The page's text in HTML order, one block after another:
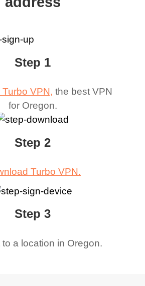
Step 1
VPN, the best VPN
for Oregon.
Step 2
Turbo VPN.
Step 3
a location in Oregon.